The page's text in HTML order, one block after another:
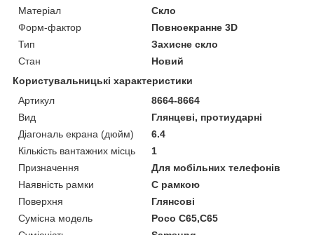
Матеріал
Скло
Форм-фактор
Повноекранне 3D
Тип
Захисне скло
Стан
Новий
Користувальницькі характеристики
Артикул
8664-8664
Вид
Глянцеві, протиударні
Діагональ екрана (дюйм)
6.4
Кількість вантажних місць
1
Призначення
Для мобільних телефонів
Наявність рамки
C рамкою
Поверхня
Глянсові
Сумісна модель
Poco C65,C65